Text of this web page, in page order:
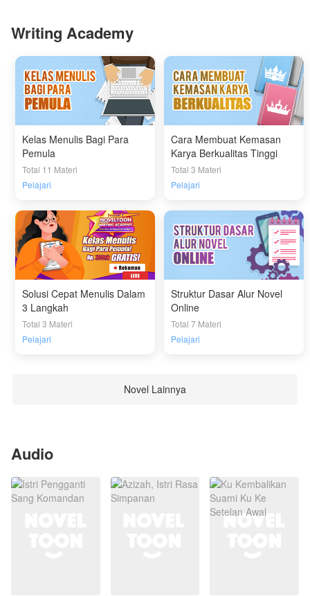
Writing Academy
Kelas Menulis Bagi Para
Pemula
Total 11 Materi
Pelajari
Cara Membuat Kemasan
Karya Berkualitas Tinggi
Total 3 Materi
Pelajari
Solusi Cepat Menulis Dalam
3 Langkah
Total 3 Materi
Pelajari
Struktur Dasar Alur Novel
Online
Total 7 Materi
Pelajari
Novel Lainnya
Audio